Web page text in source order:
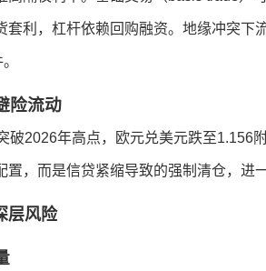
套利，杠杆依赖回购融资。地缘冲突下
险流动
破2026年高点，欧元兑美元跌至1.156
置，而是信贷紧缩导致的强制清仓，进
层风险